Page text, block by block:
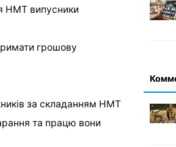
НМТ випусники
грошову
за складанням НМТ
та працю вони